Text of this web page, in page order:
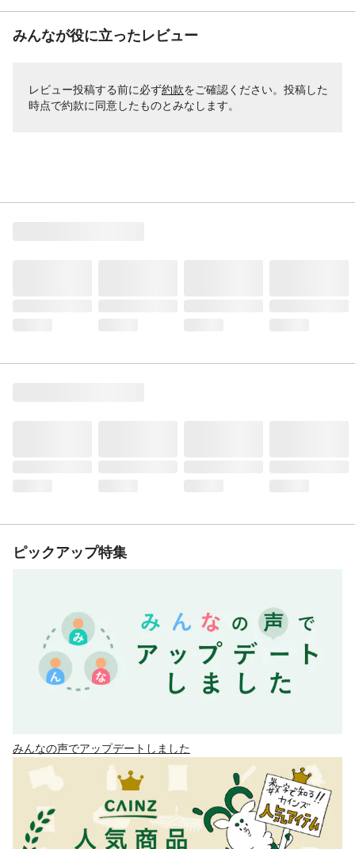
みんなが役に立ったレビュー
レビュー投稿する前に必ず約款をご確認ください。投稿した
時点で約款に同意したものとみなします。
ピックアップ特集
みんなの声でアップデートしました